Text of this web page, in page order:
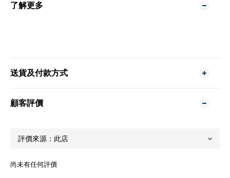
了解更多
送貨及付款方式
顧客評價
尚未有任何評價